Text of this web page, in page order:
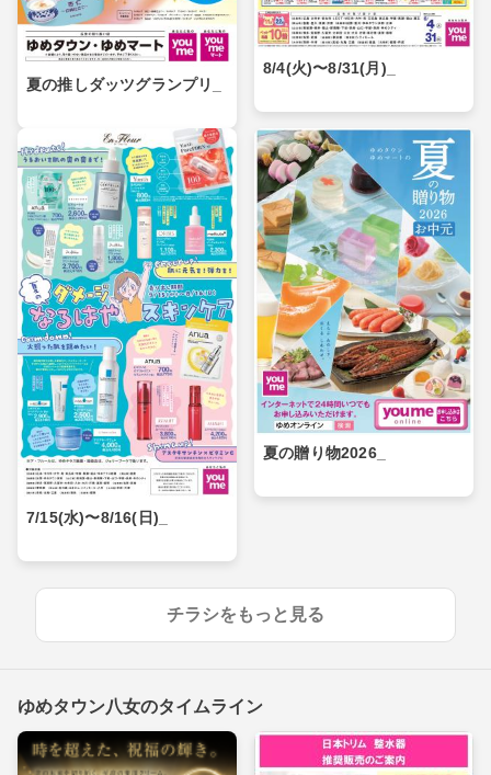
夏の推しダッツグランプリ_
8/4(火)〜8/31(月)_
7/15(水)〜8/16(日)_
夏の贈り物2026_
チラシをもっと見る
ゆめタウン八女のタイムライン